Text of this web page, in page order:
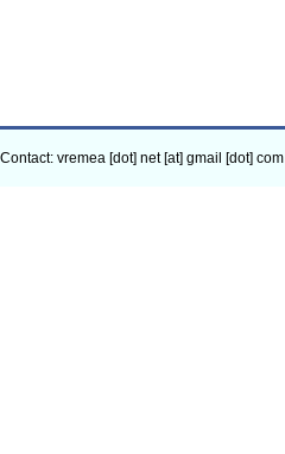
Contact: vremea [dot] net [at] gmail [dot] com